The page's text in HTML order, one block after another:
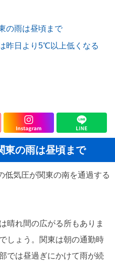
の雨は昼頃まで
昨日より5℃以上低くなる
の雨は昼頃まで
低気圧が関東の南を通過する
晴れ間の広がる所もありま
しょう。関東は朝の通勤時
では昼過ぎにかけて雨が続